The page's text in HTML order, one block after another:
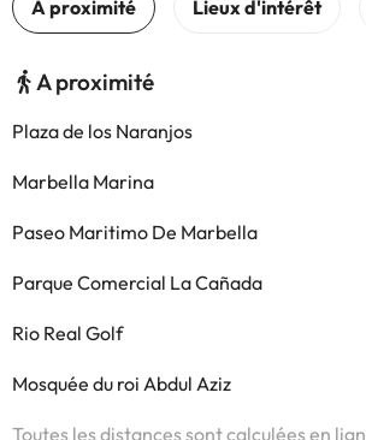
A proximité
Plaza de los Naranjos
Marbella Marina
Paseo Maritimo De Marbella
Parque Comercial La Cañada
Rio Real Golf
Mosquée du roi Abdul Aziz
Toutes les distances sont calculées en